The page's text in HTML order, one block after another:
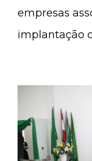
empresas
implantação